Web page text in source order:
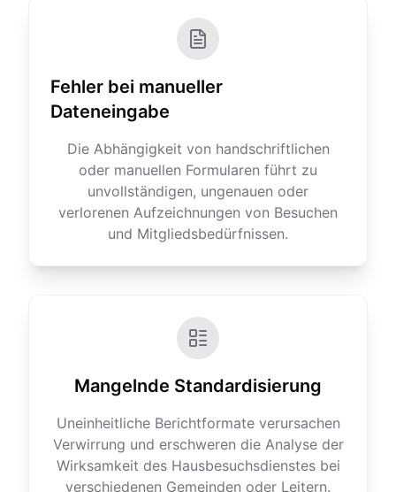
Fehler bei manueller
Dateneingabe
Die Abhängigkeit von handschriftlichen
oder manuellen Formularen führt zu
unvollständigen, ungenauen oder
verlorenen Aufzeichnungen von Besuchen
und Mitgliedsbedürfnissen.
Mangelnde Standardisierung
Uneinheitliche Berichtformate verursachen
Verwirrung und erschweren die Analyse der
Wirksamkeit des Hausbesuchsdienstes bei
verschiedenen Gemeinden oder Leitern.